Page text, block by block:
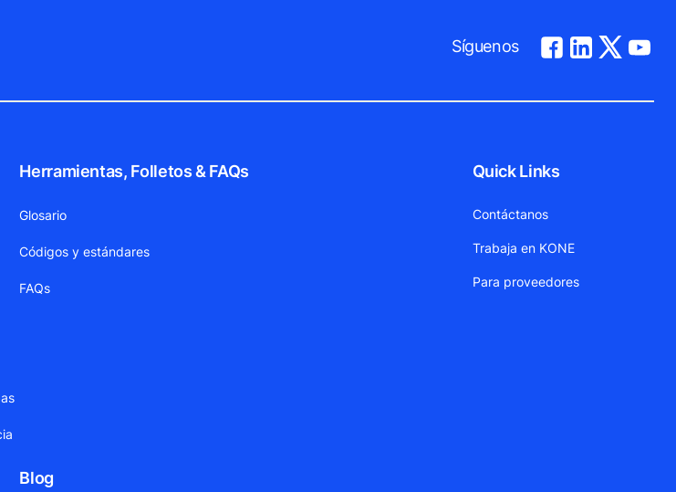
Síguenos
Herramientas, Folletos & FAQs
Glosario
Códigos y estándares
FAQs
Blog
Quick Links
Contáctanos
Trabaja en KONE
Para proveedores